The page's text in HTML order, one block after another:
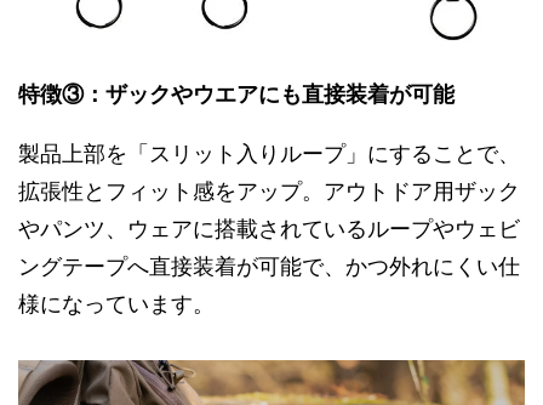
特徴③：ザックやウエアにも直接装着が可能
製品上部を「スリット入りループ」にすることで、
拡張性とフィット感をアップ。アウトドア用ザック
やパンツ、ウェアに搭載されているループやウェビ
ングテープへ直接装着が可能で、かつ外れにくい仕
様になっています。